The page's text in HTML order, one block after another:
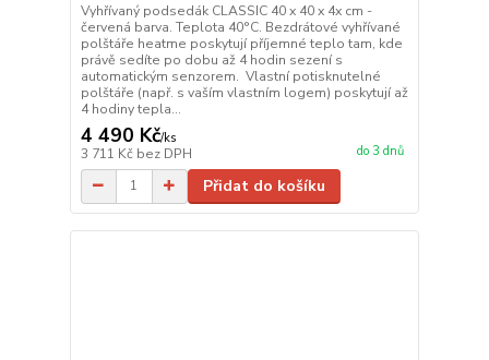
Vyhřívaný podsedák CLASSIC 40 x 40 x 4x cm -
červená barva. Teplota 40°C. Bezdrátové vyhřívané
polštáře heatme poskytují příjemné teplo tam, kde
právě sedíte po dobu až 4 hodin sezení s
automatickým senzorem. Vlastní potisknutelné
polštáře (např. s vaším vlastním logem) poskytují až
4 hodiny tepla...
4 490 Kč/ks
3 711 Kč bez DPH do 3 dnů
Přidat do košíku